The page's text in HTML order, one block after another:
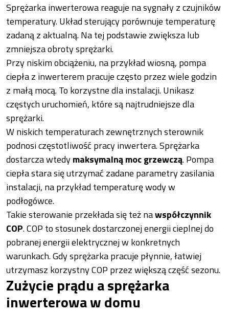
Sprężarka inwerterowa reaguje na sygnały z czujników
temperatury. Układ sterujący porównuje temperaturę
zadaną z aktualną. Na tej podstawie zwiększa lub
zmniejsza obroty sprężarki.
Przy niskim obciążeniu, na przykład wiosną, pompa
ciepła z inwerterem pracuje często przez wiele godzin
z małą mocą. To korzystne dla instalacji. Unikasz
częstych uruchomień, które są najtrudniejsze dla
sprężarki.
W niskich temperaturach zewnętrznych sterownik
podnosi częstotliwość pracy inwertera. Sprężarka
dostarcza wtedymaksymalną moc grzewczą. Pompa
ciepła stara się utrzymać zadane parametry zasilania
instalacji, na przykład temperaturę wody w
podłogówce.
Takie sterowanie przekłada się też nawspółczynnik
COP. COP to stosunek dostarczonej energii cieplnej do
pobranej energii elektrycznej w konkretnych
warunkach. Gdy sprężarka pracuje płynnie, łatwiej
utrzymasz korzystny COP przez większą część sezonu.
Zużycie prądu a sprężarka
inwerterowa w domu